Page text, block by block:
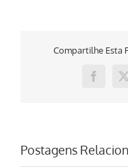
Compartilhe Esta
X
Postagens